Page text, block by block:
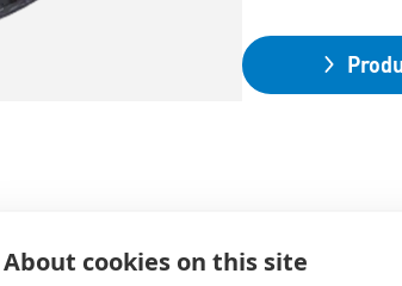
About cookies on this site